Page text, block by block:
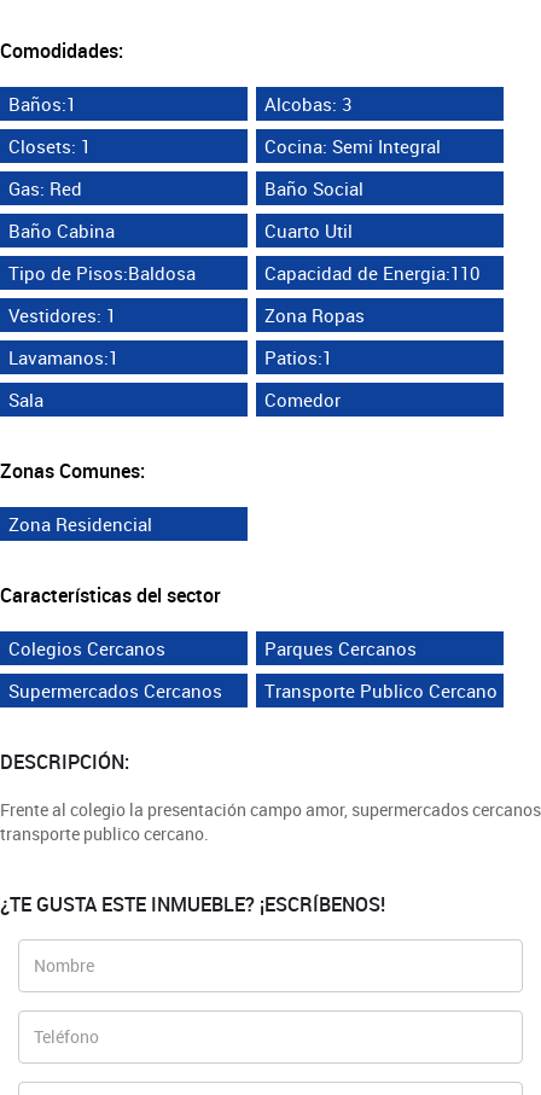
Comodidades:
Baños:1
Alcobas: 3
Closets: 1
Cocina: Semi Integral
Gas: Red
Baño Social
Baño Cabina
Cuarto Util
Tipo de Pisos:Baldosa
Capacidad de Energia:110
Vestidores: 1
Zona Ropas
Lavamanos:1
Patios:1
Sala
Comedor
Zonas Comunes:
Zona Residencial
Características del sector
Colegios Cercanos
Parques Cercanos
Supermercados Cercanos
Transporte Publico Cercano
DESCRIPCIÓN:
Frente al colegio la presentación campo amor, supermercados cercanos
transporte publico cercano.
¿TE GUSTA ESTE INMUEBLE? ¡ESCRÍBENOS!